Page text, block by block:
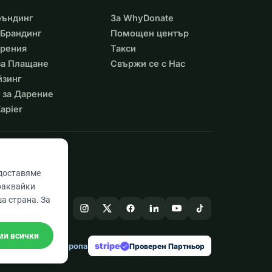
Плащане
Дарение
За WhyDonate
Помощен център
Такси
Свържи се с Нас
Създадено в Европа stripe check Проверен Партньор
страна. За
всички